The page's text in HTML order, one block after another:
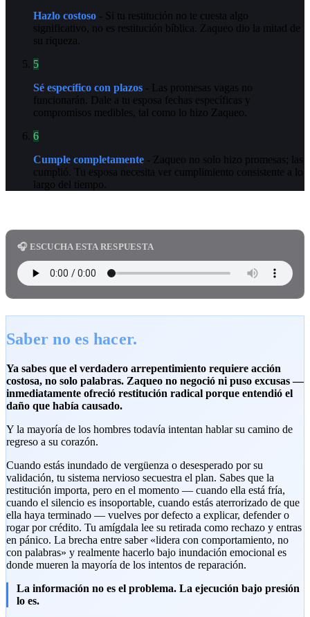
Hazlo costoso - Si tu restitución no te cuesta algo
significativo, no es restitución bíblica. Zaqueo dio la mitad de
su riqueza.
5
Sé específico con plazos - Las promesas vagas no
funcionarán. Dale a tu esposa fechas específicas y
compromisos medibles, tal como lo hizo Zaqueo.
6
Cumple completamente - Zaqueo no solo hizo promesas; las
cumplió. Tu esposa necesita ver cumplimiento consistente a lo
largo del tiempo.
🎧 ESCUCHA ESTA RESPUESTA
Saber no es hacer.
Ya sabes que el verdadero arrepentimiento requiere acción
costosa, no solo palabras. Zaqueo no negoció ni puso excusas —
inmediatamente ofreció restitución radical porque entendió el
daño que había causado.
Y la mayoría de los hombres todavía intentan hablar su camino de
regreso a su corazón.
Cuando estás inundado de vergüenza o desesperado por su
validación, tu sistema nervioso secuestra el plan. Sabes que la
restitución importa, pero en el momento — cuando ella está fría,
cuando el silencio es insoportable, cuando estás aterrorizado de que
ella haya terminado — vuelves por defecto a explicar, defender o
rogar por crédito. Tu amígdala lee su retirada como rechazo y entras
en pánico. La brecha entre saber «lidera con comportamiento, no
con palabras» y realmente hacerlo bajo inundación emocional es
donde mueren la mayoría de los intentos de reparación.
La información no es el problema. La ejecución bajo presión
lo es.